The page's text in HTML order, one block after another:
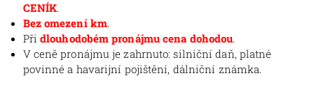
CENÍK.
Bez omezení km.
Při dlouhodobém pronájmu cena dohodou.
V ceně pronájmu je zahrnuto: silniční daň, platné
povinné a havarijní pojištění, dálniční známka.